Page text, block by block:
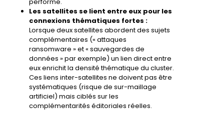
Les satellites se lient entre eux pour les
connexions thématiques fortes :
Lorsque deux satellites abordent des sujets
complémentaires (« attaques
ransomware » et « sauvegardes de
données » par exemple) un lien direct entre
eux enrichit la densité thématique du cluster.
Ces liens inter-satellites ne doivent pas être
systématiques (risque de sur-maillage
artificiel) mais ciblés sur les
complémentarités éditoriales réelles.